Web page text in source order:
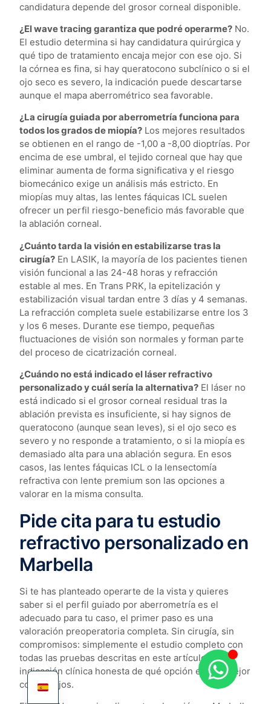
candidatura depende del grosor corneal disponible.
¿El wave tracing garantiza que podré operarme? No.
El estudio determina si hay candidatura quirúrgica y
qué tipo de tratamiento encaja mejor con ese ojo. Si
la córnea es fina, si hay queratocono subclínico o si el
ojo seco es severo, la indicación puede descartarse
aunque el mapa aberrométrico sea favorable.
¿La cirugía guiada por aberrometría funciona para
todos los grados de miopía? Los mejores resultados
se obtienen en el rango de -1,00 a -8,00 dioptrías. Por
encima de ese umbral, el tejido corneal que hay que
eliminar aumenta de forma significativa y el riesgo
biomecánico exige un análisis más estricto. En
miopías muy altas, las lentes fáquicas ICL suelen
ofrecer un perfil riesgo-beneficio más favorable que
la ablación corneal.
¿Cuánto tarda la visión en estabilizarse tras la
cirugía? En LASIK, la mayoría de los pacientes tienen
visión funcional a las 24-48 horas y refracción
estable al mes. En Trans PRK, la epitelización y
estabilización visual tardan entre 3 días y 4 semanas.
La refracción completa suele estabilizarse entre los 3
y los 6 meses. Durante ese tiempo, pequeñas
fluctuaciones de visión son normales y forman parte
del proceso de cicatrización corneal.
¿Cuándo no está indicado el láser refractivo
personalizado y cuál sería la alternativa? El láser no
está indicado si el grosor corneal residual tras la
ablación prevista es insuficiente, si hay signos de
queratocono (aunque sean leves), si el ojo seco es
severo y no responde a tratamiento, o si la miopía es
demasiado alta para una ablación segura. En esos
casos, las lentes fáquicas ICL o la lensectomía
refractiva con lente premium son las opciones a
valorar en la misma consulta.
Pide cita para tu estudio
refractivo personalizado en
Marbella
Si te has planteado operarte de la vista y quieres
saber si el perfil guiado por aberrometría es el
adecuado para tu caso, el primer paso es una
valoración preoperatoria completa. Sin cirugía, sin
compromisos: simplemente el estudio completo con
todas las pruebas descritas en este artículo, y la
indicación clínica honesta de qué opción encaja mejor
con tus ojos.